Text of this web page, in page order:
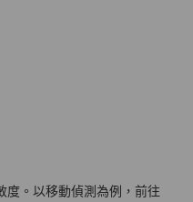
度。以移動偵測為例，前往